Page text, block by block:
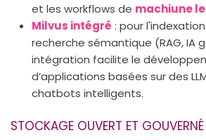
et les workflows de machiune
Milvus intégré : pour
recherche sémantique (RAG, IA
intégration facilite le
d’applications basées sur des
chatbots intelligents.
STOCKAGE OUVERT ET GOUVERNÉ